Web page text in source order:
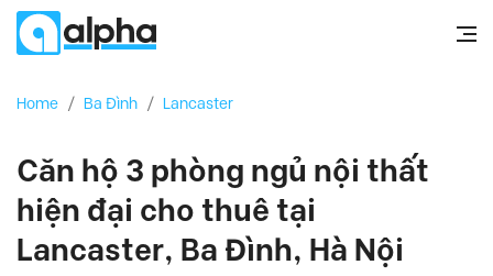
Home / Ba Đình / Lancaster
Căn hộ 3 phòng ngủ nội thất
hiện đại cho thuê tại
Lancaster, Ba Đình, Hà Nội